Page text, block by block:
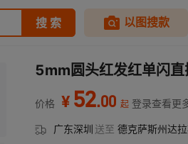
5mm圆头红发红单闪
价格 ¥ 52.00 起 登录查看更
广东深圳 送至 德克萨斯州达